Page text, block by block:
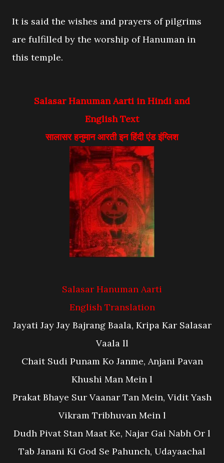
It is said the wishes and prayers of pilgrims
are fulfilled by the worship of Hanuman in
this temple.
Salasar Hanuman Aarti in Hindi and
EnglishText
सालासर हनुमान आरती इन हिंदी एंड इंग्लिश
Salasar Hanuman Aarti
English Translation
Jayati Jay Jay Bajrang Baala, Kripa Kar Salasar
Vaala ll
Chait Sudi Punam Ko Janme, Anjani Pavan
Khushi Man Mein l
Prakat Bhaye Sur Vaanar Tan Mein, Vidit Yash
Vikram Tribhuvan Mein l
Dudh Pivat Stan Maat Ke, Najar Gai Nabh Or l
Tab Janani Ki God Se Pahunch, Udayaachal